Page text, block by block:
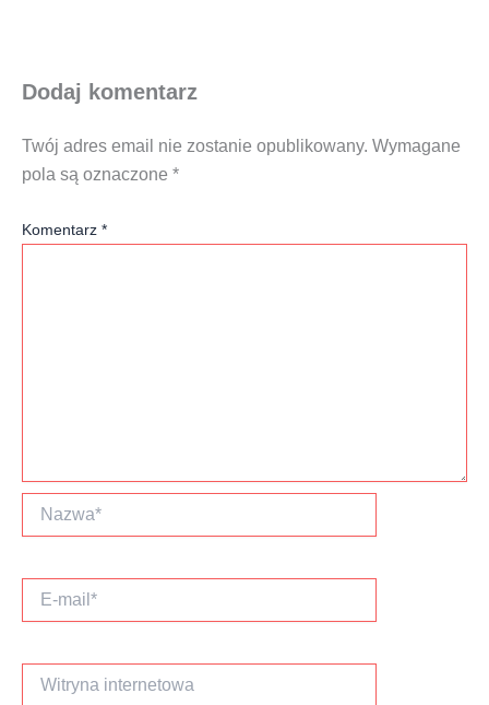
Dodaj komentarz
Twój adres email nie zostanie opublikowany. Wymagane
pola są oznaczone *
Komentarz *
mail*
internetowa